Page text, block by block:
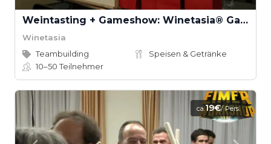
Weintasting + Gameshow: Winetasia® Games - Bella Italia
Winetasia
Teambuilding
Speisen & Getränke
10–50Teilnehmer
ca.19€/ Pers.